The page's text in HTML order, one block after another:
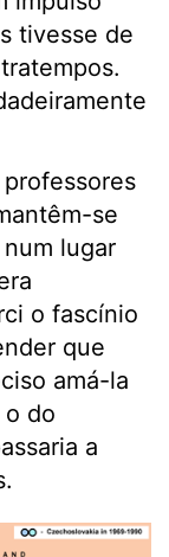
tivesse de
se
lugar
o fascínio
que
amá-la
do
a